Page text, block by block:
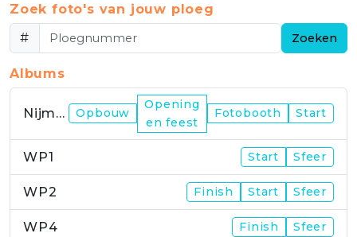
Zoek foto's van jouw ploeg
#
Zoeken
Albums
Nijmegen Opbouw
Opening
en feest
Fotobooth Start
WP1 Start Sfeer
WP2 Finish Start Sfeer
WP4 Finish Sfeer